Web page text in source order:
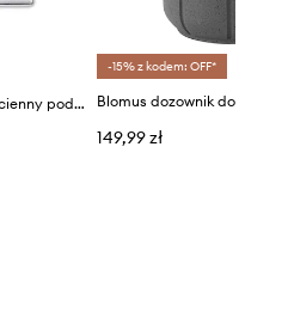
Simplehuman dozownik ścienny pod prysznic Double Shower Dispenser
-15% z kodem: OFF*
149,99 zł